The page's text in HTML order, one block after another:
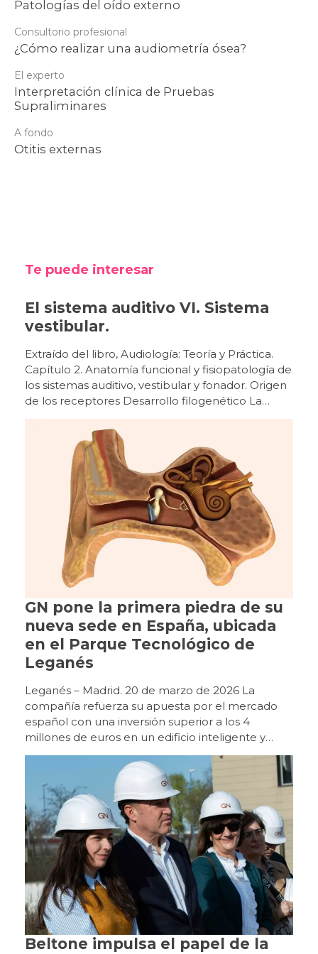
Patologías del oído externo
Consultorio profesional
¿Cómo realizar una audiometría ósea?
El experto
Interpretación clínica de Pruebas
Supraliminares
A fondo
Otitis externas
Te puede interesar
El sistema auditivo VI. Sistema
vestibular.
Extraído del libro, Audiología: Teoría y Práctica. Capítulo 2. Anatomía funcional y fisiopatología de los sistemas auditivo, vestibular y fonador. Origen de los receptores Desarrollo filogenético La percepción de la aceleración lineal y angular por los distintos receptores vestibulares permite que todas las especies animales que los poseen puedan orientarse en el espacio terrestre, aéreo y acuático de nuestro planeta. Esencialmente, desde que surgió la función del equilibrio en los primitivos organismos animales prehistóricos ha permanecido sin cambios hasta la actualidad, aunque morfológicamente los órganos sensoriales se han ido especializando y evolucionando según las diversas especies. El más simple es el estatocisto, consistente en una invaginación de la superficie animal (medusa, esponja) con líquido en su interior y una partícula calcárea que hace presión y desplaza los cilios de las células receptoras (localizadas en una región de la pared, similar a la mácula del sáculo). En función de la fuerza de la gravedad que se ejerce sobre dichas células, estos organismos mantienen una orientación espacial con sentido y dirección vertical. Posteriormente, en algunos moluscos, como el pulpo y la sepia, surgieron las primeras crestas, además del estatocisto, lo que permitió responder a movimientos de aceleración angular, con presencia de nistagmo. La complejidad del laberinto posterior progresa en un grupo de vertebrados con la aparición de los primeros conductos semicirculares verticales y con el cierre de la invaginación del estatocisto, formando una vesícula aislada en el interior, con líquido de producción endógena (endolinfa). La lamprea alcanza una estructura de canales anterior y posterior (con dilataciones bullosas, las ampollas, cada una con un primitivo receptor en forma de cresta), comunicados por un saco bilobulado con mácula sacular y utricular separadas, donde se localizan las células sensoriales. La aparición del canal semicircular horizontal en los primeros peces óseos y cartilaginosos (con mandíbula) permitió un mayor control del espacio tridimensional. A partir del máximo desarrollo de dichas estructuras vestibulares en los peces modernos (hace 100 millones de años), se ha llegado al más alto grado de perfección morfofuncional del órgano del equilibrio. En los vertebrados superiores, las vías nerviosas vestibulares centrales son cada vez más complejas debido a un desarrollo paralelo de aquellos sistemas aferentes que intervienen para mantener el equilibrio. Desarrollo ontogenético En un embrión humano de 19 a 21 días (2 mm de longitud corono- caudal), en el ectodermo superficial de la porción cefálica a la altura del rombo encéfalo, se diferencian las primitivas células que forman la placoda ótica. Tras su invaginación (fosa ótica), la separación de la superficie dará origen al otocisto o vesícula ótica (28 días). A partir de su porción dorsal derivarán las diferentes partes del sistema vestibular (laberinto posterior) y desde su porción ventral surgirán las estructuras de la cóclea (laberinto anterior). Hacia la quinta semana (embrión de 8-9 mm) se forman unos pliegues en la pared del otocisto que corresponderán a los receptores vestibulares. Estos se identifican como sáculo, utrículo y los tres conductos semicirculares (a las 6,5 semanas, 14 mm). En la décima semana (50 mm) todo el laberinto membranoso es muy evidente y se forma a su alrededor un modelo cartilaginoso a partir de la cápsula ótica mesenquimal (Sadler, 2012; Suárez y cols., 2007). Origen de las vías vestibulares centrales Desarrollo filogenético En los vertebrados superiores, las vías nerviosas vestibulares centrales son cada vez más complejas debido a un desarrollo paralelo de aquellos sistemas aferentes que intervienen para mantener el equilibrio (visión y propiocepción), cuyas respectivas vías nerviosas interactúan con la vestibular. La organización de los núcleos vestibulares supraespinales, integrados en la formación reticular, se empieza a observar en la lamprea, con dos agrupaciones neuronales (núcleos dorsal y ventral). A partir de los peces teleósteos se identifican cuatro agrupaciones que van aumentando en el número de células en los vertebrados superiores. Las conexiones vestíbulo-espinales son necesarias para el mantenimiento de la orientación corporal en los vertebrados primitivos. Cuando se incorporan funciones más complejas en animales más evolucionados, aparecen conexiones vestíbulo-cerebelosas y vestíbulo-oculares, siendo menos relevantes las vestíbulo-espinales (Bartual y Pérez, 1998). Desarrollo ontogenético A partir del primitivo ganglio estatoacústico-facial (embrión humano de 28 días), derivado de la porción ventral del otocisto y alojado en la mesénquima circundante, se diferencia (décima semana) el ganglio espiral (situado cerca del receptor auditivo en la cóclea) y el ganglio vestibular o de Scarpa (próximo al conducto auditivo interno). En estas primitivas neuronas ganglionares van apareciendo unas delgadas prolongaciones citoplasmáticas en polos opuestos de las células. La prolongación periférica (dendrita) se dirige hacia las respectivas regiones del laberinto membranoso, donde se localizarán los órganos sensoriales. La prolongación central (axón) se dirige a regiones del rombo encéfalo donde, a medida que progrese el desarrollo del sistema nervioso central, se diferenciarán las neuronas que constituirán los futuros núcleos vestibulares. Los órganos sensoriales vestibulares alcanzan una maduración con aspecto semejante al adulto hacia la vigésimo tercera semana de gestación. Entre la decimoprimera y la decimotercera semana, cuando se empiezan a diferenciar las células sensoriales en los epitelios de las regiones que corresponderán a las máculas y crestas ampulares, también se pueden identificar terminaciones nerviosas aferentes y eferentes, que se distribuyen por dicho epitelio y establecen algunas sinapsis. Los órganos sensoriales vestibulares alcanzan una maduración con aspecto semejante al adulto hacia la vigésimo tercera semana (Bartual y Pérez, 1998; Suárez y cols., 2007). Malformaciones del sistema vestibular Las malformaciones del oído interno que afectan a los conductos semicirculares y al acueducto del vestíbulo, son las que suelen causar vértigos en la infancia. Sin embargo, la malformación más frecuente, la dilatación del conducto semicircular horizontal, es raro que se asocie con un trastorno del equilibrio. Los casos de agenesia de los conductos semicirculares son poco frecuentes y suelen ocasionar un trastorno en la marcha. Las malformaciones del oído interno que afectan a los conductos semicirculares y al acueducto del vestíbulo, son las que suelen causar vértigos en la infancia. Anatomía del aparato vestibular periférico Figura 13Receptores sensoriales del equilibrio El sistema vestibular está constituido por el aparato vestibular (contenido dentro del oído interno, donde se encuentran los órganos receptores sensoriales periféricos) y por las vías vestibulares o vías nerviosas sensoriales centrales (aferente y eferente). Vestíbulo En el interior del vestíbulo del laberinto óseo se distinguen el utrículo y el sáculo del laberinto membranoso. Estos se comunican entre sí por el conducto utrículo-sacular, del que parte el conducto endolinfático (alojado en el acueducto vestibular) que acaba en el saco endolinfático situado en el espacio subdural de la cavidad craneal, al nivel de la cara posterior del peñasco. Las máculas sacular y utricular son órganos receptores integrados por células de soporte y células receptoras sensoriales ciliadas recubiertas por una membrana horizontal, con componentes mucopolisacáridos, sobre la que hay una serie de cristales de carbonato cálcico u otolitos. En las máculas utricular y sacular existe una línea imaginaria, la estriola, donde se organizan los manojos de células ciliares a ambos lados y con polarizaciones opuestas. El utrículo es una cavidad conectada a los conductos semicirculares. En el plano horizontal y en su parte anterior, se ubica la mácula (órgano otolítico), pequeña vesícula, aplanada transversalmente y adherida a la fosita semiovoidea, donde se sitúan las células sensoriales o ciliares. Estas son semejantes a las de las ampollas de los conductos semicirculares (con estereocilios y un kinocilio) y con la misma actividad eléctrica. La mácula del utrículo, al estar colocada en el suelo, tiene una orientación horizontal, captando las lateralizaciones hacia los lados, o las inclinaciones de la cabeza y sus desplazamientos lineales hacia atrás y hacia delante. El sáculo está situado por debajo del utrículo, es una pequeña vesícula redondeada adherida a la fosita hemisférica. Al nivel de esta fosita se encuentra la mácula del sáculo. En las máculas utricular y sacular existe una línea imaginaria (estriola) donde se organizan los manojos de células ciliares a ambos lados y con polarizaciones opuestas. Los estereocilios, están inmersos en una sustancia gelatinosa, la membrana otolítica, que soporta concreciones calcáreas (carbonato cálcico), los otolitos o estatoconias. Estos ejercen una acción gravitacional sobre el conjunto de estereocilios y de la sustancia gelatinosa. Los otolitos están anclados en la masa gelatinosa mediante fibras de colágeno, pero pueden desprenderse y disolverse por el espacio endolinfático (Bartual y Pérez, 1998; Suárez y cols., 2007; Williams, 1998). Conductos semicirculares En el interior de los tres conductos semicirculares óseos se encuentran los membranosos, que comunican con el utrículo alojado en el vestíbulo óseo. Están dispuestos en ángulo recto uno respecto al otro, en los tres planos del espacio: los dos de posición vertical son los conductos semicirculares anterior y posterior, y el horizontal, es el conducto semicircular lateral. Tal posición hace posible que
GN pone la primera piedra de su
nueva sede en España, ubicada
en el Parque Tecnológico de
Leganés
Leganés – Madrid. 20 de marzo de 2026 La
compañía refuerza su apuesta por el mercado
español con una inversión superior a los 4
millones de euros en un edificio inteligente y
sostenible que será centro de referencia en
puesta de la primera piedra de su futura sede en
España, un nuevo edificio ubicado en la Avenida
Juan Caramuel, en el Parque Tecnológico de
Leganés, que marcará un nuevo hito en el
desarrollo de la compañía en nuestro país. Con
una inversión superior a los 4 millones de euros,
el proyecto contempla la construcción de un
edificio de 4.000 metros cuadrados, de los que
aproximadamente la mitad se destinarán a
fabricación. Las nuevas instalaciones integrarán,
además, oficinas, departamento comercial,
Beltone impulsa el papel de la